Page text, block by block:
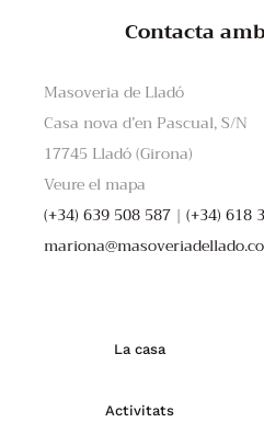
Contacta
Masoveria de Lladó
Casa nova d’en Pascual, S/N
17745 Lladó (Girona)
Veure el mapa
(+34) 639 508 587 | (+34) 618
La casa
Activitats